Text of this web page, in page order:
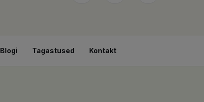
Blogi Tagastused Kontakt